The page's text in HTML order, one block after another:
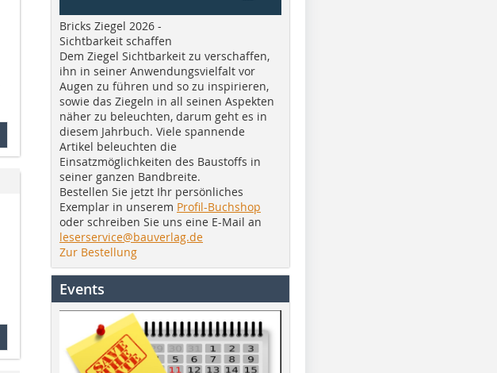
Bricks Ziegel 2026 -
Sichtbarkeit schaffen
Dem Ziegel Sichtbarkeit zu verschaffen,
ihn in seiner Anwendungsvielfalt vor
Augen zu führen und so zu inspirieren,
sowie das Ziegeln in all seinen Aspekten
näher zu beleuchten, darum geht es in
diesem Jahrbuch. Viele spannende
Artikel beleuchten die
Einsatzmöglichkeiten des Baustoffs in
seiner ganzen Bandbreite.
Bestellen Sie jetzt Ihr persönliches
Exemplar in unserem Profil-Buchshop
oder schreiben Sie uns eine E-Mail an
leserservice@bauverlag.de
Zur Bestellung
Events